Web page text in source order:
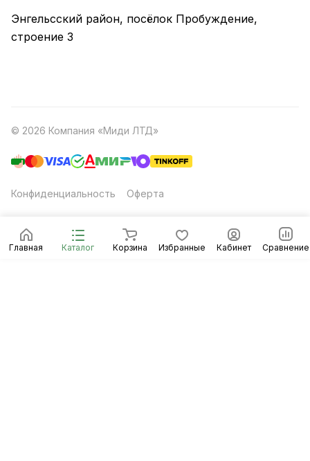
Главная Каталог Корзина Избранные Кабинет Сравнение
Энгельсский район, посёлок Пробуждение,
строение 3
© 2026 Компания «Миди ЛТД»
Конфиденциальность Оферта